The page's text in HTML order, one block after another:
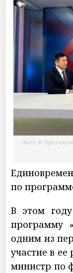
Фото © Пресс-
по
В этом
программу
одним из
участие в
министр по